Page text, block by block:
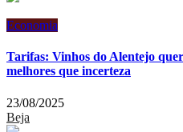
Economia
Tarifas: Vinhos do Alentejo
melhores que incerteza
23/08/2025
Beja